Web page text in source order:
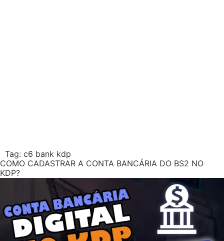
Tag: c6 bank kdp
COMO CADASTRAR A CONTA BANCÁRIA DO BS2 NO
KDP?